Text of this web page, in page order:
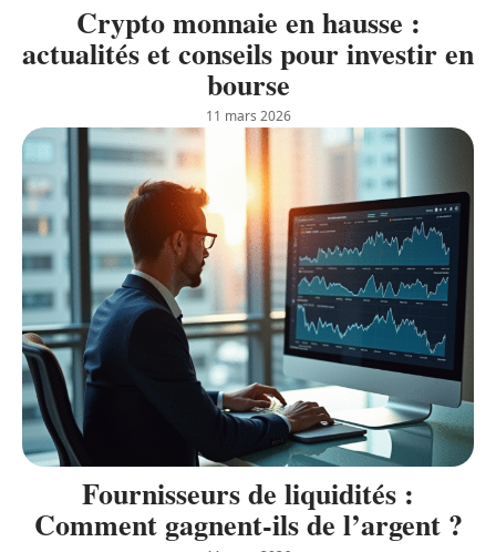
Crypto monnaie en hausse :
actualités et conseils pour investir en
bourse
11 mars 2026
Fournisseurs de liquidités :
Comment gagnent-ils de l’argent ?